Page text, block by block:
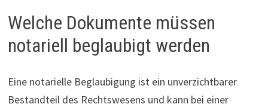
Welche Dokumente müssen
notariell beglaubigt werden
Eine notarielle Beglaubigung ist ein unverzichtbarer
Bestandteil des Rechtswesens und kann bei einer